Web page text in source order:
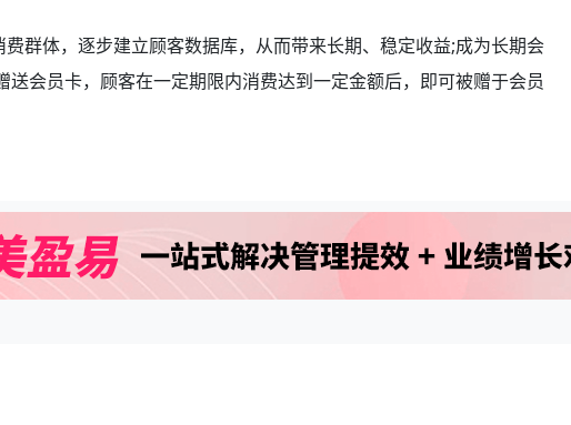
体，逐步建立顾客数据库，从而带来长期、稳定收益;成为长期会
会员卡，顾客在一定期限内消费达到一定金额后，即可被赠于会员